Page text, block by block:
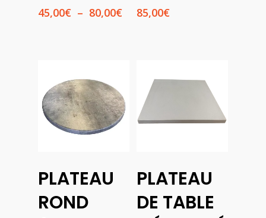
45,00€ – 80,00€Plage
80,00€
85,00€
Ajouter
Au
Panier
PLATEAU
ROND
Des
Options
PLATEAU
DE TABLE